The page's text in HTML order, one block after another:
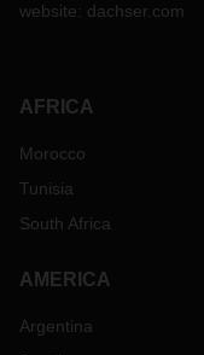
website: dachser.com
AFRICA
Morocco
Tunisia
South Africa
AMERICA
Argentina